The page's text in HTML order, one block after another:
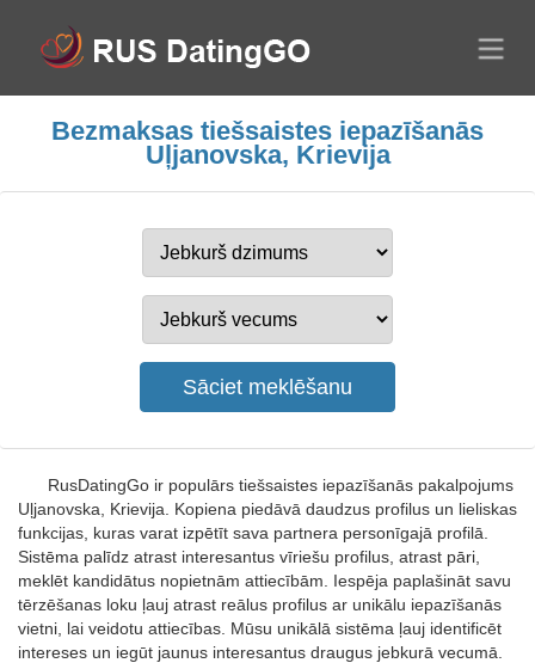
Bezmaksas tiešsaistes iepazīšanās
Uļjanovska, Krievija
RusDatingGo ir populārs tiešsaistes iepazīšanās pakalpojums
Uļjanovska, Krievija. Kopiena piedāvā daudzus profilus un lieliskas
funkcijas, kuras varat izpētīt sava partnera personīgajā profilā.
Sistēma palīdz atrast interesantus vīriešu profilus, atrast pāri,
meklēt kandidātus nopietnām attiecībām. Iespēja paplašināt savu
tērzēšanas loku ļauj atrast reālus profilus ar unikālu iepazīšanās
vietni, lai veidotu attiecības. Mūsu unikālā sistēma ļauj identificēt
intereses un iegūt jaunus interesantus draugus jebkurā vecumā.